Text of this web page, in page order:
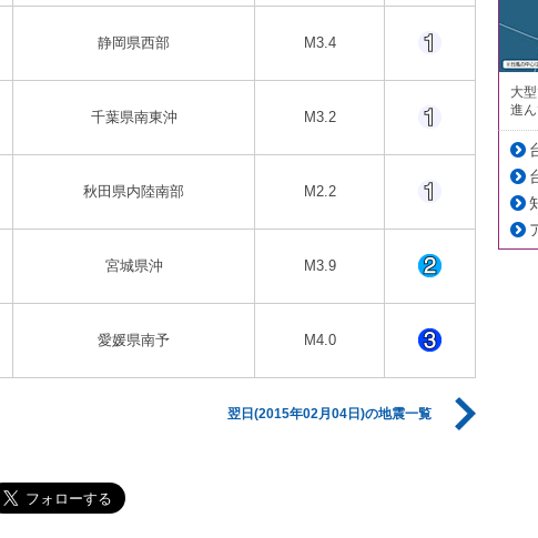
静岡県西部 M3.4
千葉県南東沖 M3.2
秋田県内陸南部 M2.2
宮城県沖 M3.9
愛媛県南予 M4.0
翌日(2015年02月04日)の地震一覧
大
進